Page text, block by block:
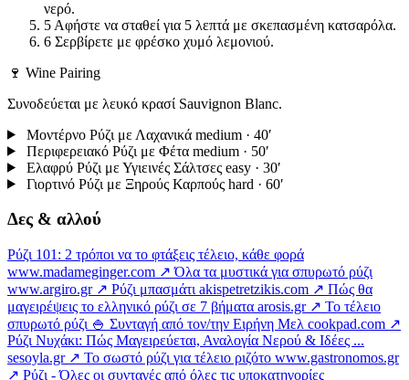
νερό.
5 Αφήστε να σταθεί για 5 λεπτά με σκεπασμένη κατσαρόλα.
6 Σερβίρετε με φρέσκο χυμό λεμονιού.
🍷 Wine Pairing
Συνοδεύεται με λευκό κρασί Sauvignon Blanc.
Μοντέρνο Ρύζι με Λαχανικά medium · 40′
Περιφερειακό Ρύζι με Φέτα medium · 50′
Ελαφρύ Ρύζι με Υγιεινές Σάλτσες easy · 30′
Γιορτινό Ρύζι με Ξηρούς Καρπούς hard · 60′
Δες & αλλού
Ρύζι 101: 2 τρόποι να το φτάξεις τέλειο, κάθε φορά
www.madameginger.com ↗ Όλα τα μυστικά για σπυρωτό ρύζι
www.argiro.gr ↗ Ρύζι μπασμάτι akispetretzikis.com ↗ Πώς θα
μαγειρέψεις το ελληνικό ρύζι σε 7 βήματα arosis.gr ↗ Το τέλειο
σπυρωτό ρύζι 🍚 Συνταγή από τον/την Ειρήνη Μελ cookpad.com ↗
Ρύζι Νυχάκι: Πώς Μαγειρεύεται, Αναλογία Νερού & Ιδέες ...
sesoyla.gr ↗ Το σωστό ρύζι για τέλειο ριζότο www.gastronomos.gr
↗ Ρύζι - Όλες οι συνταγές από όλες τις υποκατηγορίες